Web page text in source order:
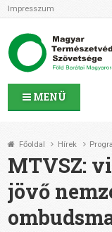
MENÜ
Impresszum
Az MTVSZ-ről
Programok
MTVSZ ügyek és események
Tagszervezetek
Támogatóink
CSATLAKOZZ
Elérhetőségeink
1%
Segítsd a munkánkat!
Főoldal Hírek
MTVSZ:
jövő